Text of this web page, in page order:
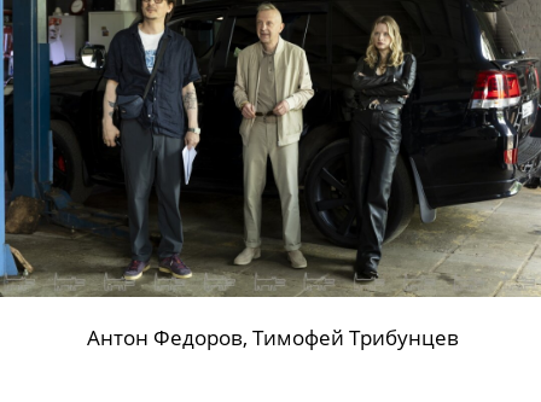
Антон Федоров, Тимофей Трибунцев